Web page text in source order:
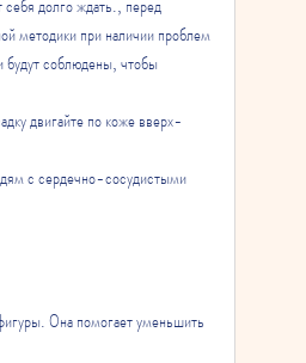
долго ждать., перед
методики при наличии проблем
соблюдены, чтобы
двигайте по коже вверх-
с сердечно-сосудистыми
Она помогает уменьшить